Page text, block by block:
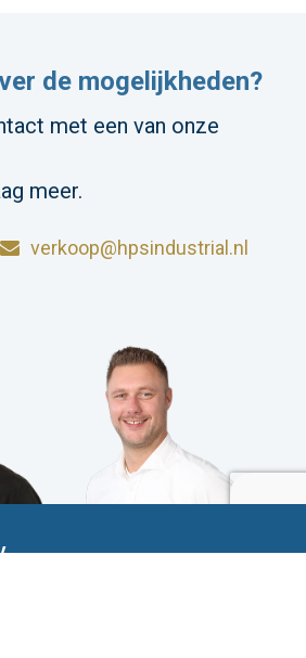
de mogelijkheden?
met een van onze
meer.
verkoop@hpsindustrial.nl